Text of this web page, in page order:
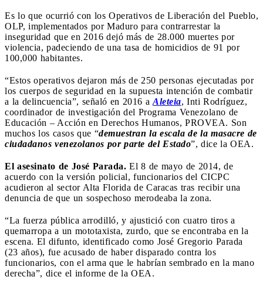
Es lo que ocurrió con los Operativos de Liberación del Pueblo,
OLP, implementados por Maduro para contrarrestar la
inseguridad que en 2016 dejó más de 28.000 muertes por
violencia, padeciendo de una tasa de homicidios de 91 por
100,000 habitantes.
“Estos operativos dejaron más de 250 personas ejecutadas por
los cuerpos de seguridad en la supuesta intención de combatir
a la delincuencia”, señaló en 2016 a Aleteia, Inti Rodríguez,
coordinador de investigación del Programa Venezolano de
Educación – Acción en Derechos Humanos, PROVEA. Son
muchos los casos que “demuestran la escala de la masacre de
ciudadanos venezolanos por parte del Estado”, dice la OEA.
El asesinato de José Parada. El 8 de mayo de 2014, de
acuerdo con la versión policial, funcionarios del CICPC
acudieron al sector Alta Florida de Caracas tras recibir una
denuncia de que un sospechoso merodeaba la zona.
“La fuerza pública arrodilló, y ajustició con cuatro tiros a
quemarropa a un mototaxista, zurdo, que se encontraba en la
escena. El difunto, identificado como José Gregorio Parada
(23 años), fue acusado de haber disparado contra los
funcionarios, con el arma que le habrían sembrado en la mano
derecha”, dice el informe de la OEA.